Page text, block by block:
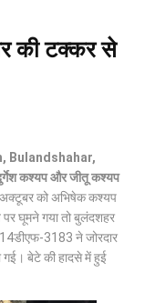
की टक्कर से
Bulandshahar,
कश्यप और जीतू कश्यप
को अभिषेक कश्यप
घूमने गया तो बुलंदशहर
3183 ने जोरदार
गई। बेटे की हादसे में हुई